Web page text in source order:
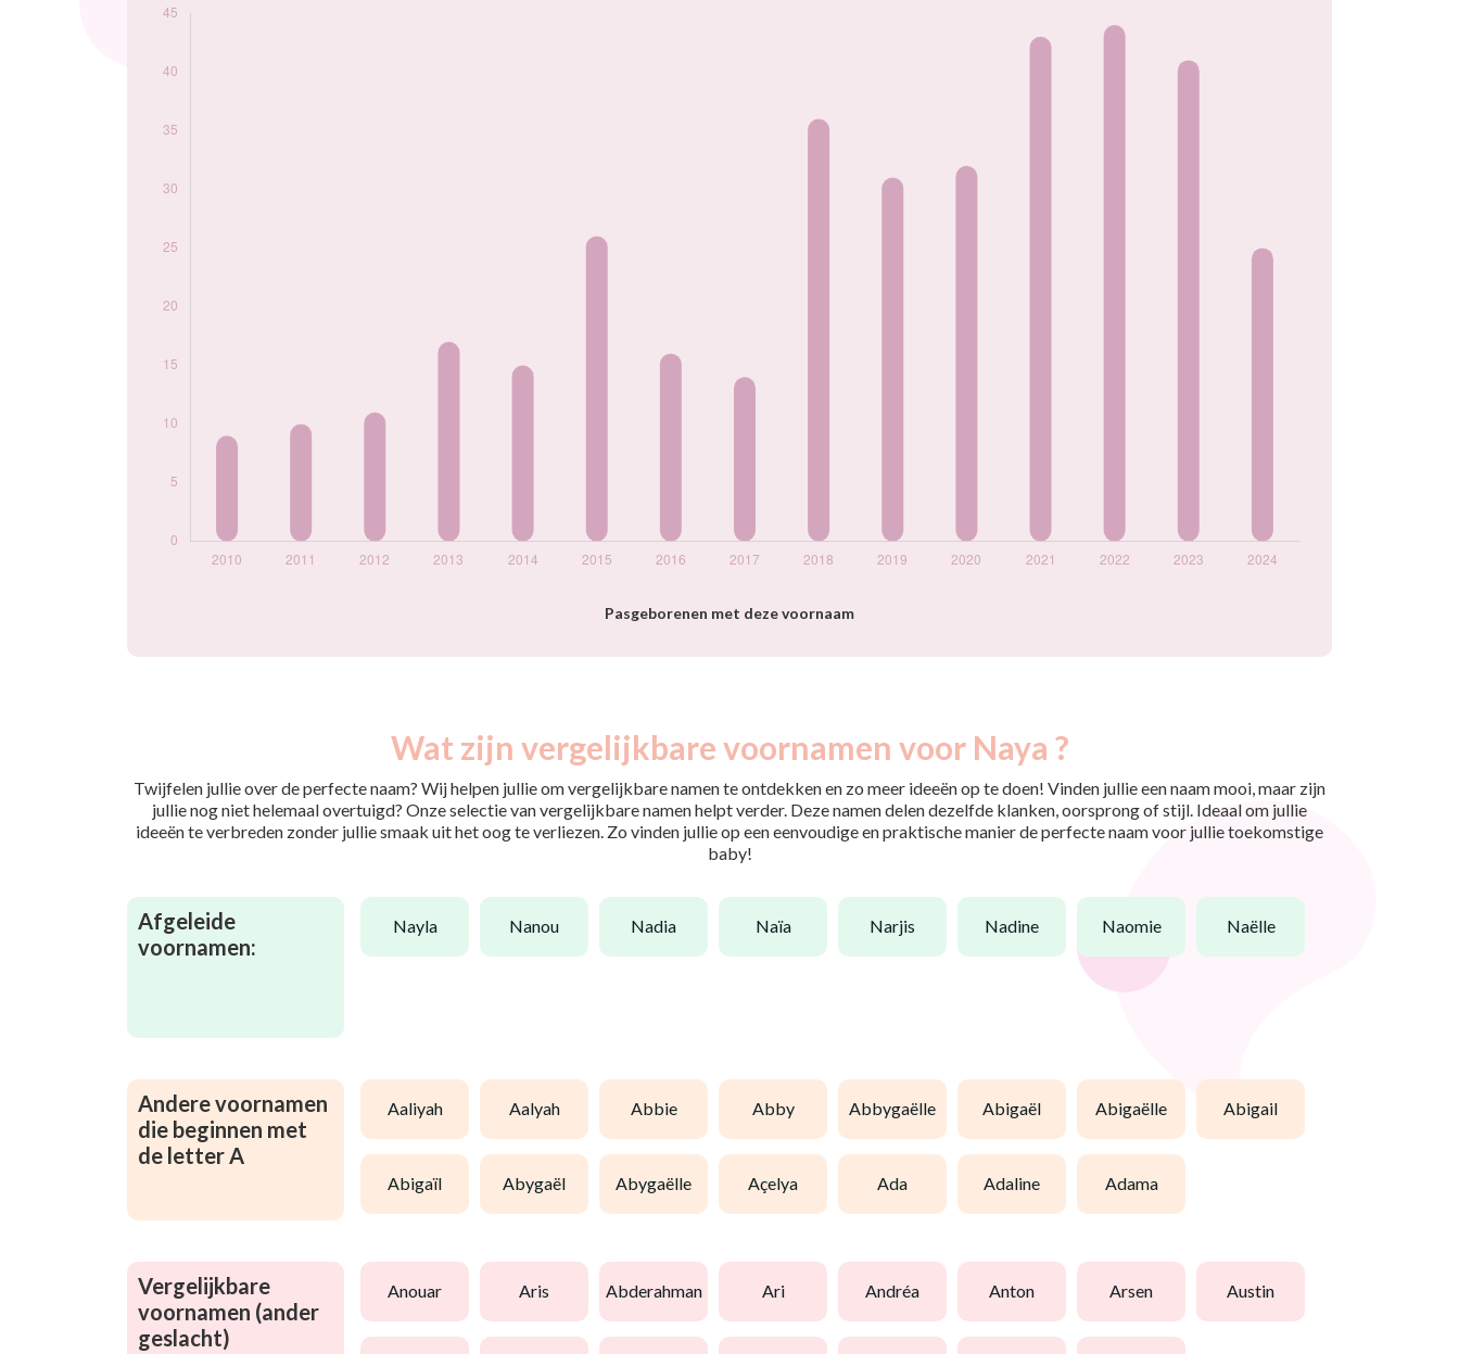
Pasgeborenen met deze voornaam
prénom Naya par
2014
15
2019
2021
2024
Wat zijn vergelijkbare voornamen voor Naya ?
Twijfelen jullie over de perfecte naam? Wij helpen jullie om vergelijkbare namen te ontdekken en zo meer ideeën op te doen! Vinden jullie een naam mooi, maar zijn
jullie nog niet helemaal overtuigd? Onze selectie van vergelijkbare namen helpt verder. Deze namen delen dezelfde klanken, oorsprong of stijl. Ideaal om jullie
ideeën te verbreden zonder jullie smaak uit het oog te verliezen. Zo vinden jullie op een eenvoudige en praktische manier de perfecte naam voor jullie toekomstige
baby!
Afgeleide
voornamen:
nayla nanou nadia naïa narjis nadine naomie naëlle
Andere voornamen
die beginnen met
de letter A
aaliyah aalyah abbie abby abbygaëlle abigaël abigaëlle abigail
abigaïl abygaël abygaëlle açelya ada adaline adama
Vergelijkbare
voornamen (ander
geslacht)
anouar aris abderahman ari andréa anton arsen austin